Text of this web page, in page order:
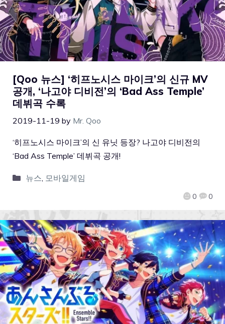
[Qoo 뉴스] ‘히프노시스 마이크’의 신규 MV
공개, ‘나고야 디비전’의 ‘Bad Ass Temple’
데뷔곡 수록
2019-11-19 by Mr. Qoo
0 0
‘히프노시스 마이크’의 신 유닛 등장? 나고야 디비전의
‘Bad Ass Temple’ 데뷔곡 공개!
뉴스 모바일게임